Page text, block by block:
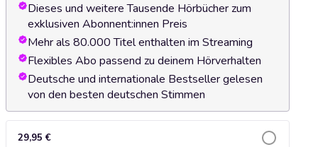
Dieses und weitere Tausende Hörbücher zum
exklusiven Abonnent:innen Preis
Mehr als 80.000 Titel enthalten im Streaming
Flexibles Abo passend zu deinem Hörverhalten
Deutsche und internationale Bestseller gelesen
von den besten deutschen Stimmen
29,95 €